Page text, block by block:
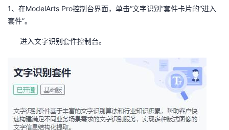
1、在ModelArts Pro控制台界面，单击“文字识别”套件卡片的“进入
套件”。
进入文字识别套件控制台。